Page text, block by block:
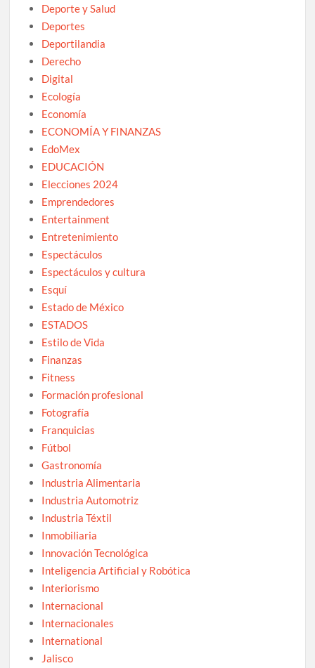
Deporte y Salud
Deportes
Deportilandia
Derecho
Digital
Ecología
Economía
ECONOMÍA Y FINANZAS
EdoMex
EDUCACIÓN
Elecciones 2024
Emprendedores
Entertainment
Entretenimiento
Espectáculos
Espectáculos y cultura
Esquí
Estado de México
ESTADOS
Estilo de Vida
Finanzas
Fitness
Formación profesional
Fotografía
Franquicias
Fútbol
Gastronomía
Industria Alimentaria
Industria Automotriz
Industria Téxtil
Inmobiliaria
Innovación Tecnológica
Inteligencia Artificial y Robótica
Interiorismo
Internacional
Internacionales
International
Jalisco